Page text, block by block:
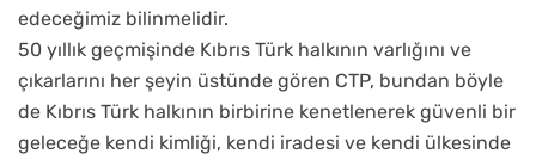
edeceğimiz bilinmelidir.
50 yıllık geçmişinde Kıbrıs Türk halkının varlığını ve
çıkarlarını her şeyin üstünde gören CTP, bundan böyle
de Kıbrıs Türk halkının birbirine kenetlenerek güvenli bir
geleceğe kendi kimliği, kendi iradesi ve kendi ülkesinde